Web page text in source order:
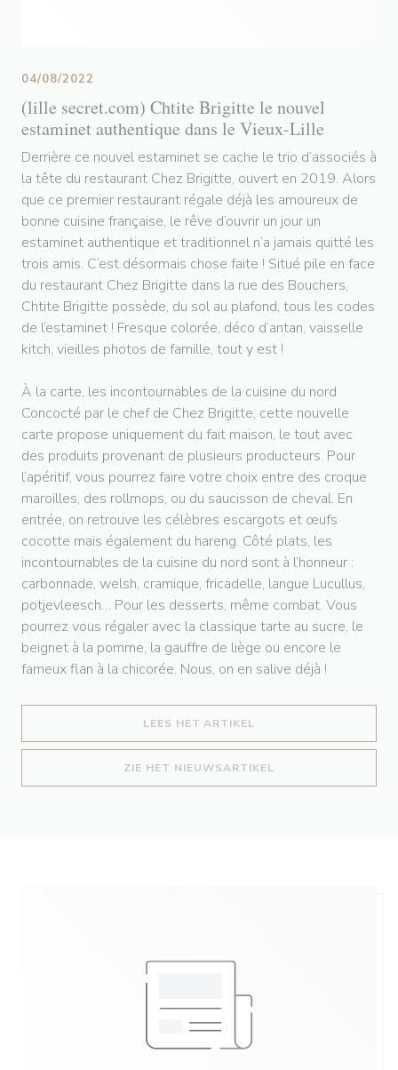
(lille secret.com) Chtite Brigitte le nouvel
estaminet authentique dans le Vieux-Lille
04/08/2022
Derrière ce nouvel estaminet se cache le trio d’associés à
la tête du restaurant Chez Brigitte, ouvert en 2019. Alors
que ce premier restaurant régale déjà les amoureux de
bonne cuisine française, le rêve d’ouvrir un jour un
estaminet authentique et traditionnel n’a jamais quitté les
trois amis. C’est désormais chose faite ! Situé pile en face
du restaurant Chez Brigitte dans la rue des Bouchers,
Chtite Brigitte possède, du sol au plafond, tous les codes
de l’estaminet ! Fresque colorée, déco d’antan, vaisselle
kitch, vieilles photos de famille, tout y est !
À la carte, les incontournables de la cuisine du nord
Concocté par le chef de Chez Brigitte, cette nouvelle
carte propose uniquement du fait maison, le tout avec
des produits provenant de plusieurs producteurs. Pour
l’apéritif, vous pourrez faire votre choix entre des croque
maroilles, des rollmops, ou du saucisson de cheval. En
entrée, on retrouve les célèbres escargots et œufs
cocotte mais également du hareng. Côté plats, les
incontournables de la cuisine du nord sont à l’honneur :
carbonnade, welsh, cramique, fricadelle, langue Lucullus,
potjevleesch… Pour les desserts, même combat. Vous
pourrez vous régaler avec la classique tarte au sucre, le
beignet à la pomme, la gauffre de liège ou encore le
fameux flan à la chicorée. Nous, on en salive déjà !
LEES HET ARTIKEL
ZIE HET NIEUWSARTIKEL((OPENT IN EEN